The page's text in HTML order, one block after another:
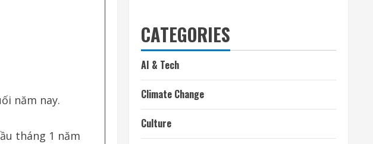
năm nay.
tháng 1 năm
CATEGORIES
AI & Tech
Climate Change
Culture